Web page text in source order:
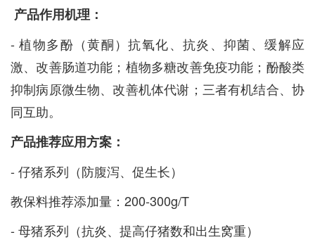
产品作用机理：
- 植物多酚（黄酮）抗氧化、抗炎、抑菌、缓解应
激、改善肠道功能；植物多糖改善免疫功能；酚酸类
抑制病原微生物、改善机体代谢；三者有机结合、协
同互助。
产品推荐应用方案：
- 仔猪系列（防腹泻、促生长）
教保料推荐添加量：200-300g/T
- 母猪系列（抗炎、提高仔猪数和出生窝重）